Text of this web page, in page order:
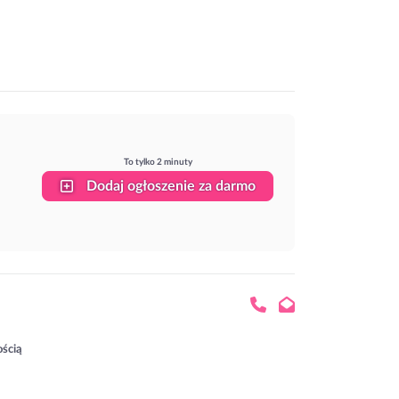
To tylko 2 minuty
Dodaj ogłoszenie za darmo